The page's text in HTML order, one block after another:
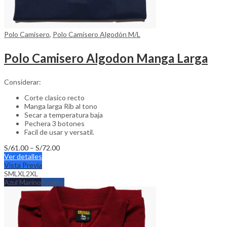
Polo Camisero, Polo Camisero Algodón M/L
Polo Camisero Algodon Manga Larga
Considerar:
Corte clasico recto
Manga larga Rib al tono
Secar a temperatura baja
Pechera 3 botones
Facil de usar y versatil.
S/61.00 – S/72.00Price
S/72.00
Ver detalles
multiple
variants.
options
Vista Previa
SML XL 2XL
Azul MarinoAzulino